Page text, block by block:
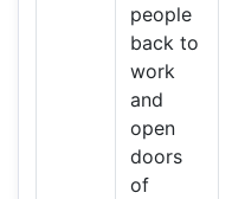
people
back to
work
and
open
doors
of